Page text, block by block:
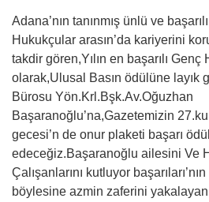
Adana’nın tanınmış ünlü ve
Hukukçular arasın’da kariyerini
takdir gören,Yılın en başarılı Genç
olarak,Ulusal Basın ödülüne layık
Bürosu Yön.Krl.Bşk.Av.Oğuzhan
Başaranoğlu’na,Gazetemizin
gecesi’n de onur plaketi başarı
edeceğiz.Başaranoğlu ailesini Ve
Çalışanlarını kutluyor
böylesine azmin zaferini